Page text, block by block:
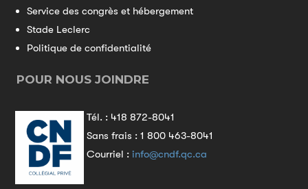
Service des congrès et hébergement
Stade Leclerc
Politique de confidentialité
POUR NOUS JOINDRE
Tél. : 418 872-8041
Sans frais :1 800 463-8041
Courriel :info@cndf.qc.ca